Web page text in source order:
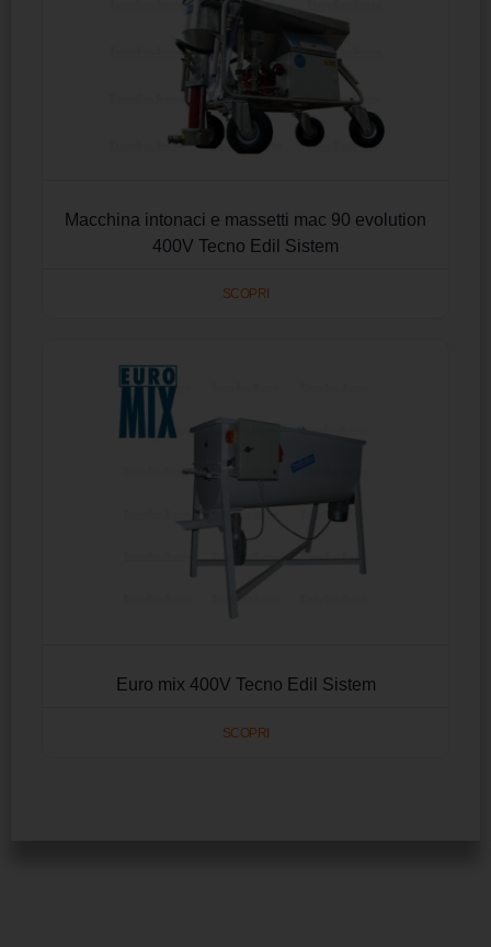
Macchina intonaci e massetti mac 90 evolution
400V Tecno Edil Sistem
SCOPRI
Euro mix 400V Tecno Edil Sistem
SCOPRI